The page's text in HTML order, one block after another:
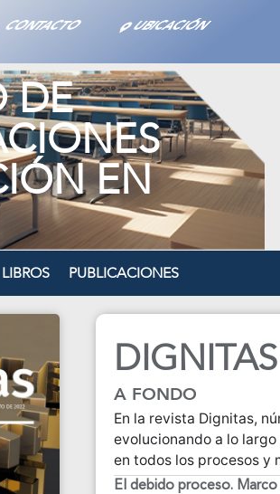
CONTACTO UBICACIÓN
DE
EN
LIBROS PUBLICACIONES
A FONDO
En la revista Dignitas,
evolucionando a lo
en todos los procesos y
El debido proceso.